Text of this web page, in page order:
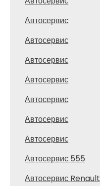
Автосервис
Автосервис
Автосервис
Автосервис
Автосервис
Автосервис
Автосервис
Автосервис 555
Автосервис Renault